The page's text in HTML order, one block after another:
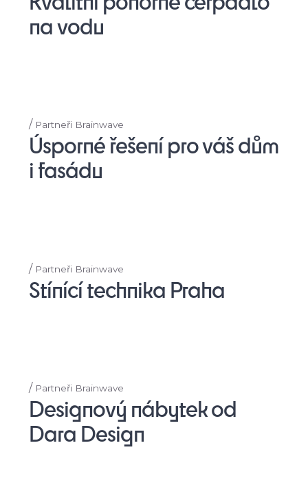
na vodu
/ Partneři Brainwave
Úsporné řešení pro váš dům
i fasádu
/ Partneři Brainwave
Stínící technika Praha
/ Partneři Brainwave
Designový nábytek od
Dara Design